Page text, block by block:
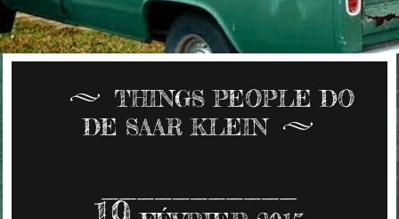
THINGS PEOPLE DO
DE SAAR KLEIN